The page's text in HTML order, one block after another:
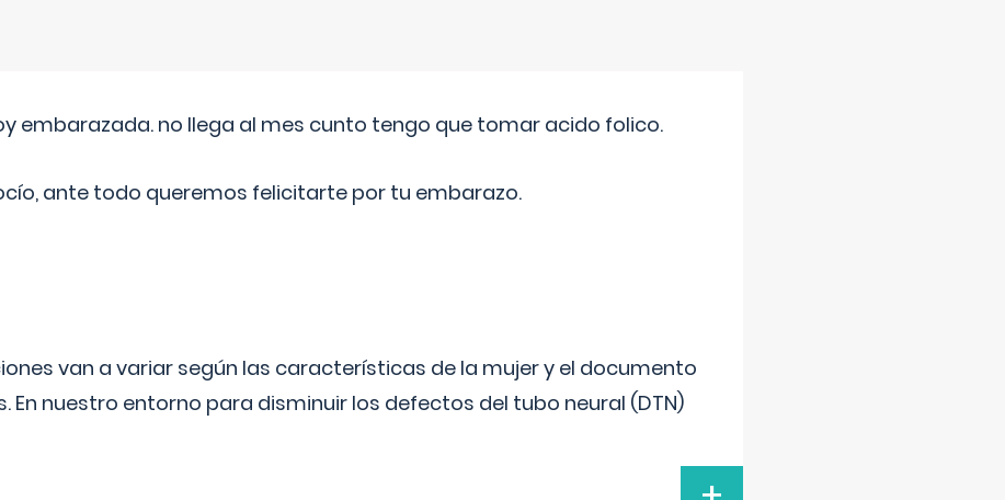
embarazada. no llega al mes cunto tengo que tomar acido folico.
ante todo queremos felicitarte por tu embarazo.
van a variar según las características de la mujer y el documento
En nuestro entorno para disminuir los defectos del tubo neural (DTN)